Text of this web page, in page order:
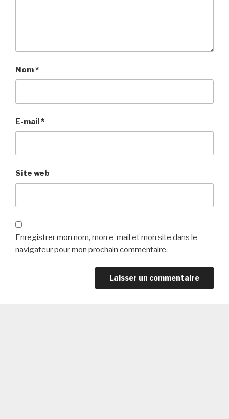
Nom*
E-mail*
Site web
Enregistrer mon nom, mon e-mail et mon site dans le
navigateur pour mon prochain commentaire.